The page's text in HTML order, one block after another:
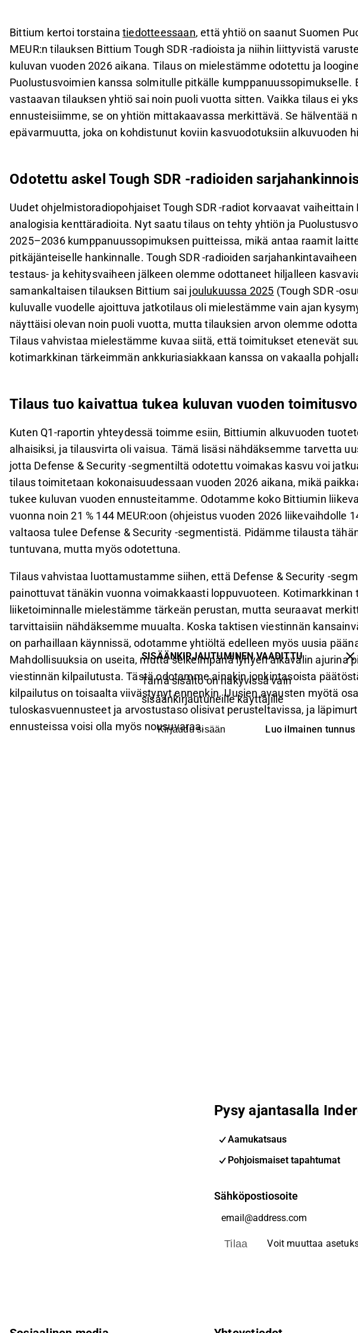
Tilaus tukee Bittiumin kuluvan vuoden toimitusvolyymeja ja
mukaan liikevaihto kasvaa noin 21 % 144 MEUR:oon.
Defense & Security -segmentin odotetaan painottuvan
avauksia odotetaan erityisesti UK:n kilpailutuksesta.
Tämä sisältö on tekoälyn tuottamaa. Anna siihen liittyvää palautetta Inderesin
Bittium kertoi torstaina tiedotteessaan, että yhtiö on saanut Suomen
MEUR:n tilauksen Bittium Tough SDR -radioista ja niihin liittyvistä
kuluvan vuoden 2026 aikana. Tilaus on mielestämme odotettu ja
Puolustusvoimien kanssa solmitulle pitkälle kumppanuussopimukselle.
vastaavan tilauksen yhtiö sai noin puoli vuotta sitten. Vaikka tilaus ei
ennusteisiimme, se on yhtiön mittakaavassa merkittävä. Se hälventää
epävarmuutta, joka on kohdistunut koviin kasvuodotuksiin alkuvuoden
Odotettu askel Tough SDR -radioiden
Uudet ohjelmistoradiopohjaiset Tough SDR -radiot korvaavat
analogisia kenttäradioita. Nyt saatu tilaus on tehty yhtiön ja
2025–2036 kumppanuussopimuksen puitteissa, mikä antaa raamit
pitkäjänteiselle hankinnalle. Tough SDR -radioiden
testaus- ja kehitysvaiheen jälkeen olemme odottaneet hiljalleen
samankaltaisen tilauksen Bittium sai joulukuussa 2025 (Tough SDR -
kuluvalle vuodelle ajoittuva jatkotilaus oli mielestämme vain ajan
näyttäisi olevan noin puoli vuotta, mutta tilauksien arvon olemme
Tilaus vahvistaa mielestämme kuvaa siitä, että toimitukset etenevät
kotimarkkinan tärkeimmän ankkuriasiakkaan kanssa on vakaalla
Tilaus tuo kaivattua tukea kuluvan vuoden
Kuten Q1-raportin yhteydessä toimme esiin, Bittiumin alkuvuoden
alhaisiksi, ja tilausvirta oli vaisua. Tämä lisäsi nähdäksemme tarvetta
jotta Defense & Security -segmentiltä odotettu voimakas kasvu voi
tilaus toimitetaan kokonaisuudessaan vuoden 2026 aikana, mikä
tukee kuluvan vuoden ennusteitamme. Odotamme koko Bittiumin
vuonna noin 21 % 144 MEUR:oon (ohjeistus vuoden 2026 liikevaihdolle
valtaosa tulee Defense & Security -segmentistä. Pidämme tilausta
tuntuvana, mutta myös odotettuna.
Tilaus vahvistaa luottamustamme siihen, että Defense & Security -
painottuvat tänäkin vuonna voimakkaasti loppuvuoteen.
liiketoiminnalle mielestämme tärkeän perustan, mutta seuraavat
tarvittaisiin nähdäksemme muualta. Koska taktisen viestinnän
on parhaillaan käynnissä, odotamme yhtiöltä edelleen myös uusia
Mahdollisuuksia on useita, mutta selkeimpänä lyhyen aikavälin ajurina
viestinnän kilpailutusta. Tästä odotamme ainakin jonkintasoista
kilpailutus on toisaalta viivästynyt ennenkin. Uusien avausten myötä
tuloskasvuennusteet ja arvostustaso olisivat perusteltavissa, ja
ennusteissa voisi olla myös nousuvaraa.
SISÄÄNKIRJAUTUMINEN VAADITTU
Tämä sisältö on näkyvissä vain
sisäänkirjautuneille käyttäjille
Kirjaudu sisään Luo ilmainen tunnus
Pysy ajantasalla
Aamukatsaus
Pohjoismaiset tapahtumat
Sähköpostiosoite
Tilaa Voit muuttaa